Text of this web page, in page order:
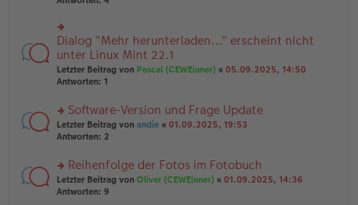
tr
g
er
B
ei
tr
a
g
u
n
g
el
es
e
er
B
ei
tr
g
rs
te
r
u
n
el
es
e
B
ei
tr
Dialog "Mehr herunterladen..." erscheint nicht
unter Linux Mint 22.1
Letzter Beitrag von Pascal (CEWEianer) « 05.09.2025, 14:50
Antworten: 1
rs
te
n
g
el
Software-Version und Frage Update
Letzter Beitrag von andie « 01.09.2025, 19:53
Antworten: 2
rs
te
Reihenfolge der Fotos im Fotobuch
Letzter Beitrag von Oliver (CEWEianer) « 01.09.2025, 14:36
Antworten: 9